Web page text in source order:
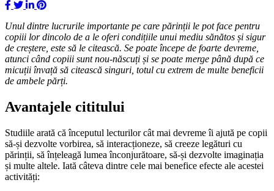
Unul dintre lucrurile importante pe care părinții le pot face pentru
copiii lor dincolo de a le oferi condițiile unui mediu sănătos și sigur
de creștere, este să le citească. Se poate începe de foarte devreme,
atunci când copiii sunt nou-născuți și se poate merge până după ce
micuții învață să citească singuri, totul cu extrem de multe beneficii
de ambele părți.
Avantajele cititului
Studiile arată că începutul lecturilor cât mai devreme îi ajută pe copii
să-și dezvolte vorbirea, să interacționeze, să creeze legături cu
părinții, să înțeleagă lumea înconjurătoare, să-și dezvolte imaginația
și multe altele. Iată câteva dintre cele mai benefice efecte ale acestei
activități: